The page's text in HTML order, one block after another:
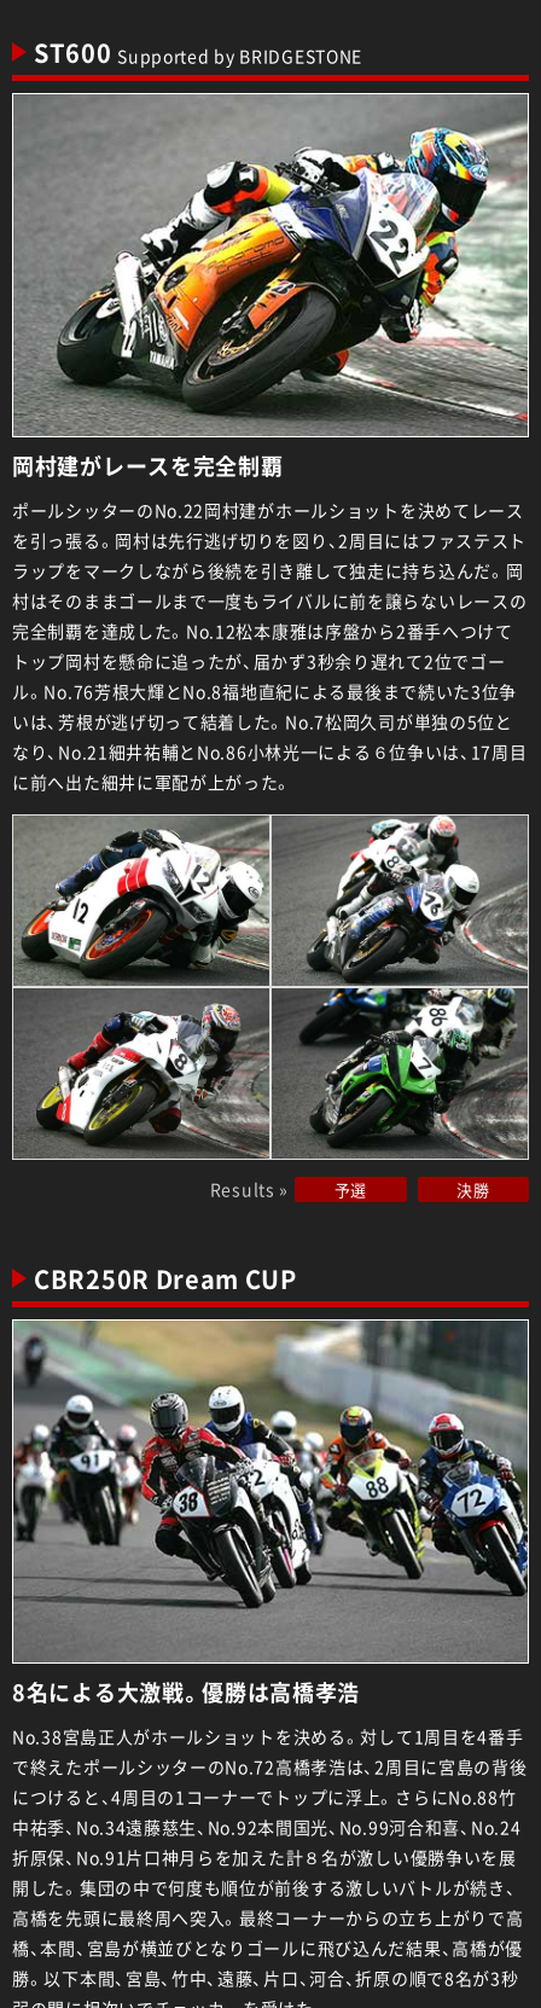
ST600 Supported by BRIDGESTONE
岡村建がレースを完全制覇
ポールシッターのNo.22岡村建がホールショットを決めてレース
を引っ張る。岡村は先行逃げ切りを図り、2周目にはファステスト
ラップをマークしながら後続を引き離して独走に持ち込んだ。岡
村はそのままゴールまで一度もライバルに前を譲らないレースの
完全制覇を達成した。No.12松本康雅は序盤から2番手へつけて
トップ岡村を懸命に追ったが、届かず3秒余り遅れて2位でゴー
ル。No.76芳根大輝とNo.8福地直紀による最後まで続いた3位争
いは、芳根が逃げ切って結着した。No.7松岡久司が単独の5位と
なり、No.21細井祐輔とNo.86小林光一による６位争いは、17周目
に前へ出た細井に軍配が上がった。
Results » 予選 決勝
CBR250R Dream CUP
8名による大激戦。優勝は高橋孝浩
No.38宮島正人がホールショットを決める。対して1周目を4番手
で終えたポールシッターのNo.72高橋孝浩は、2周目に宮島の背後
につけると、4周目の1コーナーでトップに浮上。さらにNo.88竹
中祐季、No.34遠藤慈生、No.92本間国光、No.99河合和喜、No.24
折原保、No.91片口神月らを加えた計８名が激しい優勝争いを展
開した。集団の中で何度も順位が前後する激しいバトルが続き、
高橋を先頭に最終周へ突入。最終コーナーからの立ち上がりで高
橋、本間、宮島が横並びとなりゴールに飛び込んだ結果、高橋が優
勝。以下本間、宮島、竹中、遠藤、片口、河合、折原の順で8名が3秒